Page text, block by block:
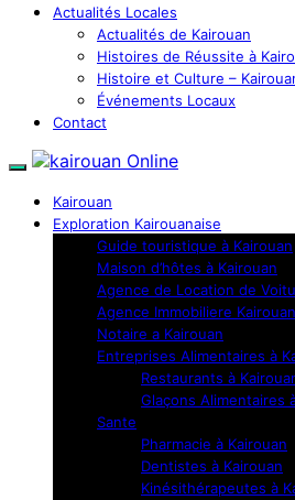
Actualités Locales
Actualités de Kairouan
Histoires de Réussite à
Histoire et Culture –
Événements Locaux
Contact
Kairouan
Exploration Kairouanaise
Guide touristique à Kairouan
Maison d’hôtes à Kairouan
Agence de Location de
Agence Immobiliere Kairouan
Notaire a Kairouan
Entreprises Alimentaires à
Restaurants à
Glaçons Alimentaires
Sante
Pharmacie à Kairouan
Dentistes à Kairouan
Kinésithérapeutes à